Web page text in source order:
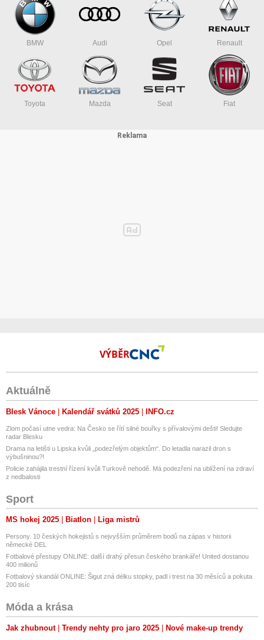
BMW Audi Opel Renault
Toyota Mazda Seat Fiat
VÝBĚR
Aktuálně
Blesk Vánoce Kalendář svátků 2025 INFO.cz
Zlom počasí utne vedra: Na Česko se řítí silné bouřky s přívalovými dešti! Sledujte
radar Blesku
Drama na letišti u Lipska kvůli „podezřelým objektům“. Do letadla narazil dron s
výbušninou?!
Policie zahájila trestní řízení kvůli Turkově nehodě. Má podezření na ublížení na zdraví
z nedbalosti
Sport
MS hokej 2025 Biatlon Liga mistrů
Persony. 10 českých hokejistů s nejvyšším průměrem bodů na zápas v historii
německé DEL
Fotbalové přestupy ONLINE: další drahý přesun českého brankáře! United dostanou
400 milionů
Fotbalový skandál ONLINE: Šigut zná délku stopky, padl i trest na 30 měsíců a pokuta
200 tisíc
Móda a krása
Jak zhubnout Trendy nehty pro jaro 2025 Nové make-up trendy